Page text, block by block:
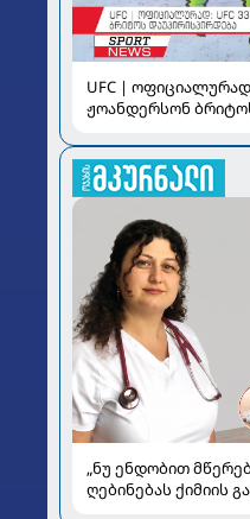
UFC | ოფიციალურად:
ჟოანდერსონ
„ნუ ენდობით
ღებინებას ქიმიის